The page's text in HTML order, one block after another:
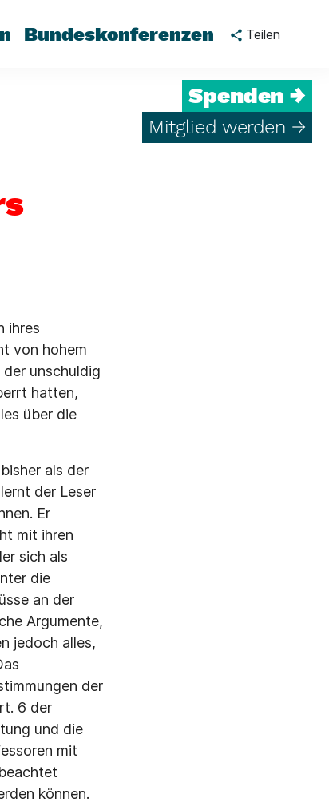
Bundeskonferenzen Teilen
Spenden →
Mitglied werden →
ihres
von hohem
unschuldig
hatten,
über die
als der
der Leser
Er
mit ihren
sich als
die
an der
Argumente,
jedoch alles,
der
6 der
und die
mit
können.